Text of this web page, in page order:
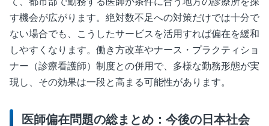
す機会が広がります。絶対数不足への対策だけでは十分で
ない場合でも、こうしたサービスを活用すれば偏在を緩和
しやすくなります。働き方改革やナース・プラクティショ
ナー（診療看護師）制度との併用で、多様な勤務形態が実
現し、その効果は一段と高まる可能性があります。
医師偏在問題の総まとめ：今後の日本社会